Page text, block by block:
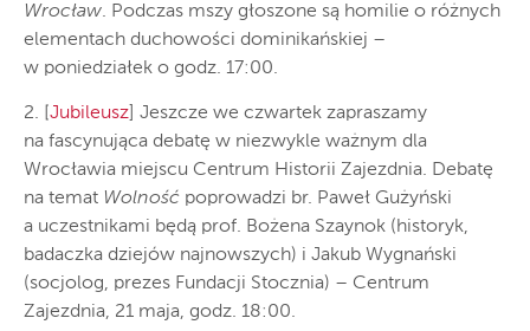
Wrocław. Podczas mszy głoszone są homilie o różnych
elementach duchowości dominikańskiej –
w poniedziałek o godz. 17:00.
2. [ Jubileusz ] Jeszcze we czwartek zapraszamy
na fascynująca debatę w niezwykle ważnym dla
Wrocławia miejscu Centrum Historii Zajezdnia. Debatę
na temat Wolność poprowadzi br. Paweł Gużyński
a uczestnikami będą prof. Bożena Szaynok (historyk,
badaczka dziejów najnowszych) i Jakub Wygnański
(socjolog, prezes Fundacji Stocznia) – Centrum
Zajezdnia, 21 maja, godz. 18:00.